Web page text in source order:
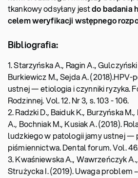
tkankowy odsyłany jestdo badania
celem weryfikacji wstępnego
Bibliografia:
1. Starzyńska A., Ragin A.,
Burkiewicz M., Sejda A. (2018).HPV-
ustnej — etiologia i czynniki ryzyka.
Rodzinnej. Vol. 12. Nr 3, s. 103 - 106.
2. Radzki D., Baiduk K., Burzyńska
A., Bochniak M., Kusiak A. (2018).
ludzkiego w patologii jamy ustnej —
piśmiennictwa. Dental forum. Vol.
3. Kwaśniewska A., Wawrzeńczyk
Strużycka I. (2019). Uwaga problem